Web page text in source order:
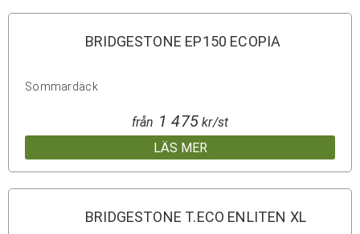
BRIDGESTONE EP150 ECOPIA
Sommardäck
LÄS MER
från 1 475kr/st
BRIDGESTONE T.ECO ENLITEN XL